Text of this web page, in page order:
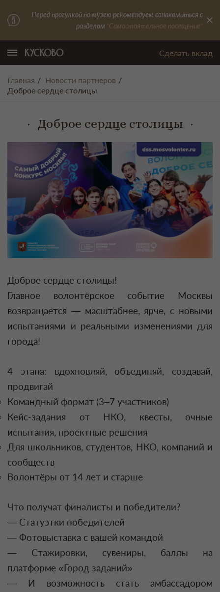
Перед прогулкой по музею рекомендуем ознакомиться с
разделом "Самостоятельное посещение"
Сделать вклад
Главная
Новости партнеров
Доброе сердце столицы
Доброе сердце столицы
Доброе сердце столицы!
Главное волонтёрское событие Москвы
возвращается — масштабнее, ярче, с новыми
испытаниями и реальными изменениями для
города!
4 этапа: вдохновляй, объединяй, создавай,
продвигай
Командный формат (3–7 участников)
Кейс-задания от НКО, квесты, очные
испытания, проектные решения
Для школьников, студентов, НКО, компаний и
сообществ
Волонтёры от 14 лет и старше
Что получат финалисты и победители?
— Статуэтки победителей
— Фотовыставка с вашей командой
— Стажировки, сувениры, баллы на
платформе «Город заданий»
— И возможность стать амбассадором